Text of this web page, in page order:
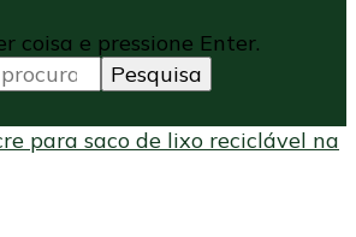
coisa e pressione Enter.
para saco de lixo reciclável na